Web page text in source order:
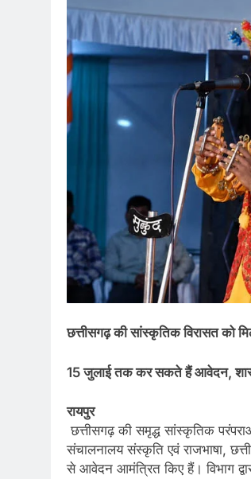
छत्तीसगढ़ की सांस्कृतिक विरासत को
15 जुलाई तक कर सकते हैं आवेदन,
रायपुर
छत्तीसगढ़ की समृद्ध सांस्कृतिक
संचालनालय संस्कृति एवं राजभाषा,
से आवेदन आमंत्रित किए हैं। विभाग